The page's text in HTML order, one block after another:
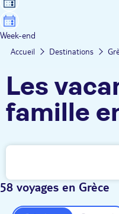
Week-end
Accueil Destinations
Les
famille
58 voyages en Grèce